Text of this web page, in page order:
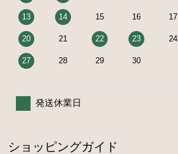
13 14 15 16 17
20 21 22 23 24
27 28 29 30
発送休業日
ショッピングガイド